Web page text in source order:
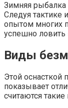
Зимняя рыбалка
Следуя
опытом многих
успешно ловить
Виды
Этой оснасткой
показывает
считаются